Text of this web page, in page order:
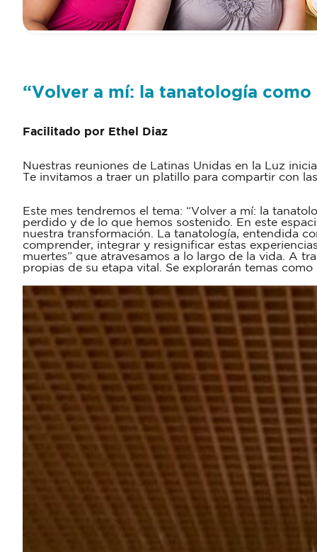
“Volver a mí: la tanatología
Facilitado por Ethel Diaz
Nuestras reuniones de Latinas Unidas en la Luz
Te invitamos a traer un platillo para compartir con
Este mes tendremos el tema: “Volver a mí: la
perdido y de lo que hemos sostenido. En este
nuestra transformación. La tanatología, entendida
comprender, integrar y resignificar estas
muertes” que atravesamos a lo largo de la vida. A
propias de su etapa vital. Se explorarán temas